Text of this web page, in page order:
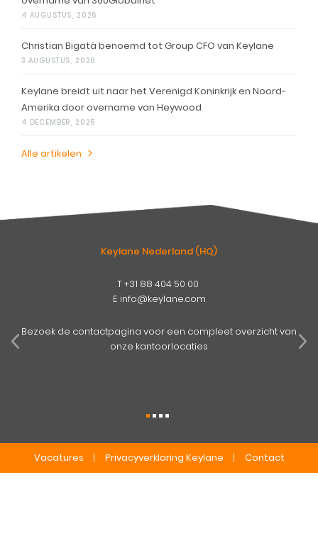
4 AUGUSTUS, 2026
Christian Bigatà benoemd tot Group CFO van Keylane
3 AUGUSTUS, 2026
Keylane breidt uit naar het Verenigd Koninkrijk en Noord-
Amerika door overname van Heywood
4 DECEMBER, 2025
Alle artikelen
Keylane Nederland (HQ)
T+31 88 404 50 00
E info@keylane.com
Bezoek de contactpagina voor een compleet overzicht van
onze kantoorlocaties
Vacatures Privacyverklaring Keylane Contact